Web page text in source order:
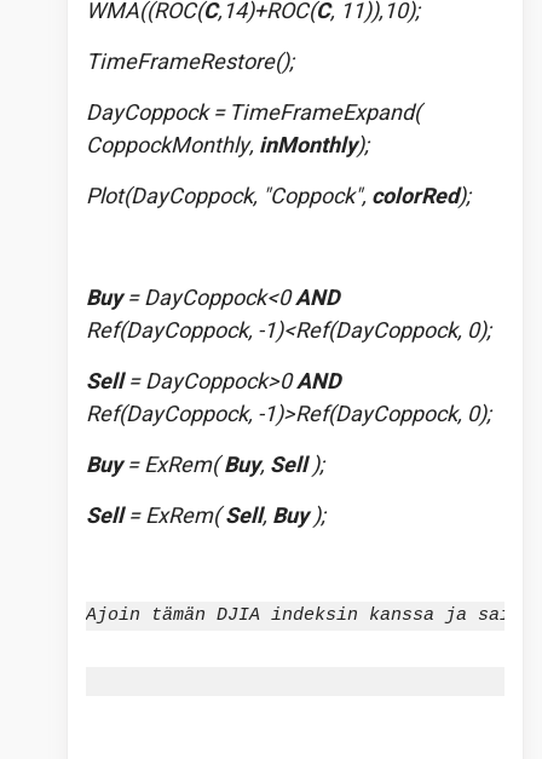
WMA((ROC(C,14)+ROC(C, 11)),10);
TimeFrameRestore();
DayCoppock = TimeFrameExpand(
CoppockMonthly, inMonthly);
Plot(DayCoppock, "Coppock", colorRed);
Buy= DayCoppock<0AND
Ref(DayCoppock, -1)<Ref(DayCoppock, 0);
Sell= DayCoppock>0AND
Ref(DayCoppock, -1)>Ref(DayCoppock, 0);
Buy= ExRem(Buy, Sell);
Sell= ExRem(Sell, Buy);
Ajoin tämän DJIA indeksin kanssa ja